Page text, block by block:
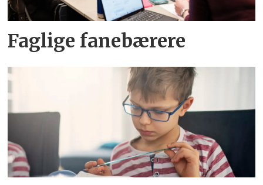
Faglige fanebærere